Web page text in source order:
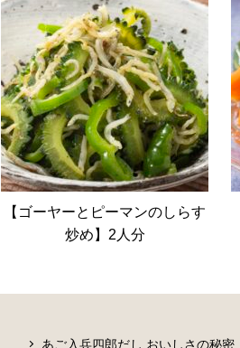
【ゴーヤーとピーマンのしらす
炒め】2人分
あご入兵四郎だし おいしさの秘密